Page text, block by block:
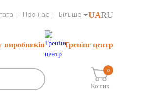
Про нас Більше UARU
виробників Тренінг центр
Кошик
0